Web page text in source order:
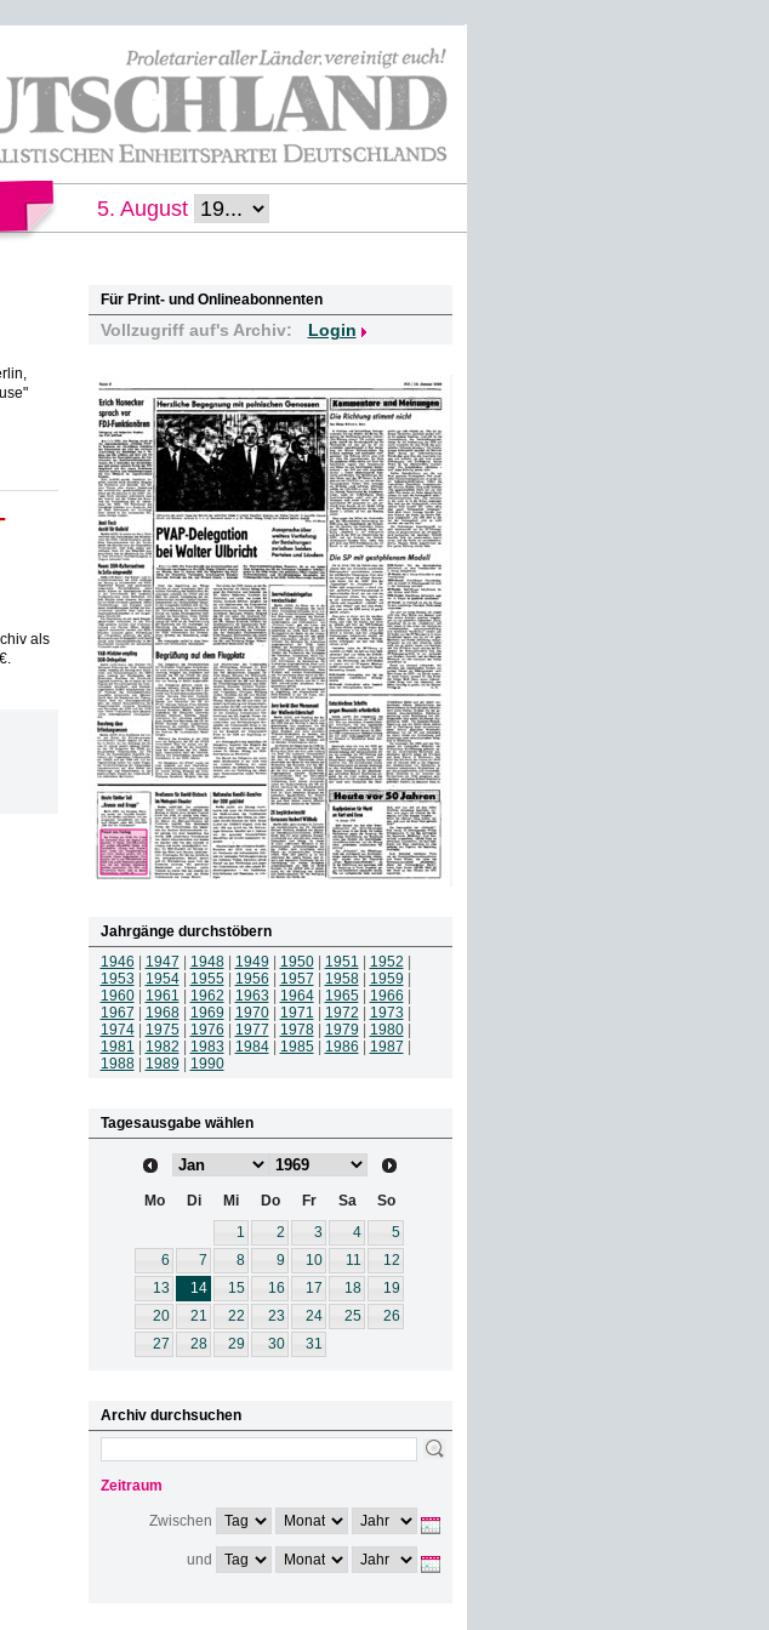
5. August
als
Für Print- und Onlineabonnenten
Vollzugriff auf's Archiv: Login
Jahrgänge durchstöbern
1946
1947 1948| 1949 1950| 1951 1952
1953
1954| 1955| 1956 1957 1958| 1959
1960| 1961 1962 1963 1964| 1965| 1966
1967
1968| 1969 1970| 1971 1972 1973
1974| 1975| 1976 1977 1978| 1979 1980|
1981
1982 1983 1984| 1985| 1986 1987
1988| 1989 1990
Tagesausgabe wählen
Mo Di Mi Do Fr Sa
So
1
2 3 4
5
6
7 8 9 10 11
12
13
14 15 16 17 18
19
20
21 22 23 24 25
26
27
28 29 30 31
Archiv durchsuchen
Zeitraum
Zwischen
und